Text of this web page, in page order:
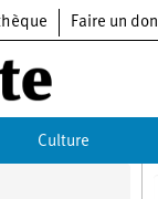
Faire un don
Culture